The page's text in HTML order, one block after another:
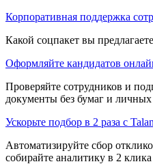
Корпоративная поддержка
Какой соцпакет вы
Оформляйте кандидатов
Проверяйте сотрудников и
документы без бумаг и личных
Ускорьте подбор в 2 раза с
Автоматизируйте сбор
собирайте аналитику в 2 клика